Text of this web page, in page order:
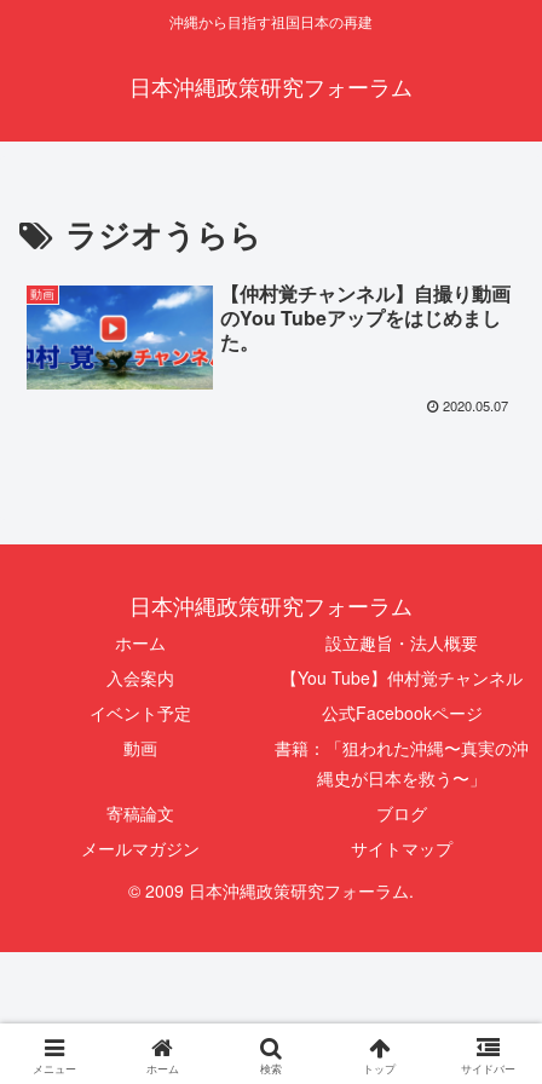
沖縄から目指す祖国日本の再建
日本沖縄政策研究フォーラム
ラジオうらら
動画
【仲村覚チャンネル】自撮り動画
のYou Tubeアップをはじめまし
た。
2020.05.07
日本沖縄政策研究フォーラム
ホーム
設立趣旨・法人概要
入会案内
【You Tube】仲村覚チャンネル
イベント予定
公式Facebookページ
動画
書籍：「狙われた沖縄〜真実の沖
縄史が日本を救う〜」
寄稿論文
ブログ
メールマガジン
サイトマップ
© 2009 日本沖縄政策研究フォーラム.
メニュー ホーム 検索 トップ サイドバー